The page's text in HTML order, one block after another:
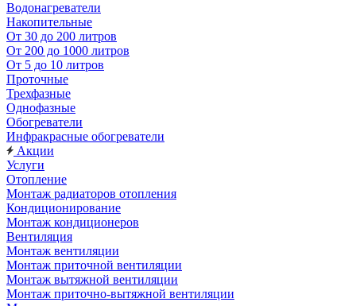
Водонагреватели
Накопительные
От 30 до 200 литров
От 200 до 1000 литров
От 5 до 10 литров
Проточные
Трехфазные
Однофазные
Обогреватели
Инфракрасные обогреватели
Акции
Услуги
Отопление
Монтаж радиаторов отопления
Кондиционирование
Монтаж кондиционеров
Вентиляция
Монтаж вентиляции
Монтаж приточной вентиляции
Монтаж вытяжной вентиляции
Монтаж приточно-вытяжной вентиляции